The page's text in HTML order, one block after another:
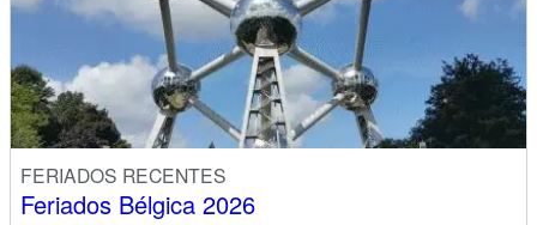
FERIADOS RECENTES
Feriados Bélgica 2026